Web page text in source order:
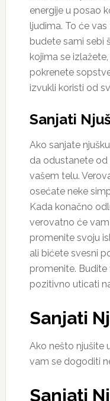
energije u posao
ljudima. To će
budete sami sebi
kojima se
pokrenete
izvukli koristi od
Sanjati
Ako sanjate
da odustanete od
vašem telu.
osećate neke
Kada konačno
verovatno će
promenite svoju
ali bićete svesni
promenite. Budite
pozitivno uticati
Sanjati
Ako nešto njušite
vam se dogoditi
Sanjati